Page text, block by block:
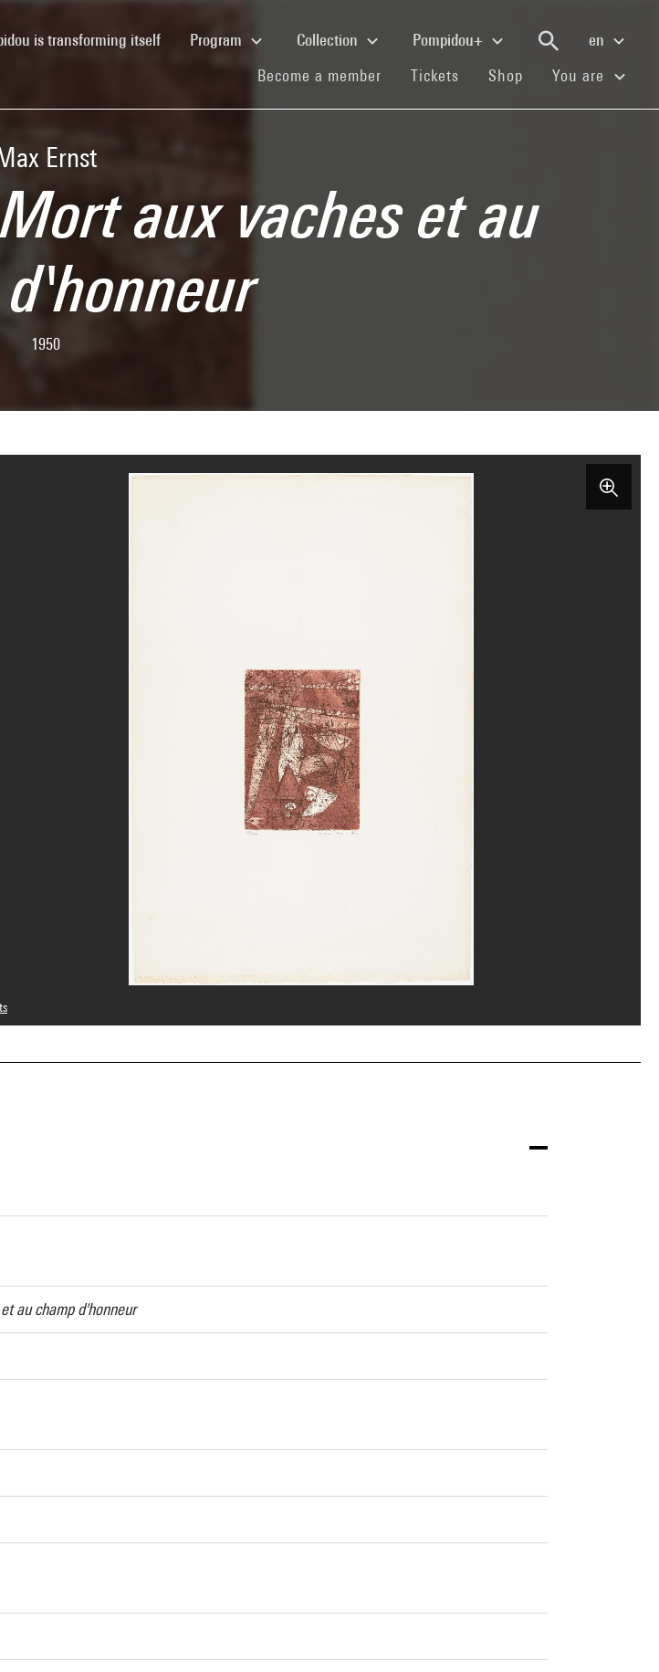
is transforming itself(current)Program Collection Pompidou+
en
Become a member (current)
Tickets (current)
Shop (current)You are
Ernst
aux vaches et au
1950
Paris
reference : 4Y01003
au champ d'honneur